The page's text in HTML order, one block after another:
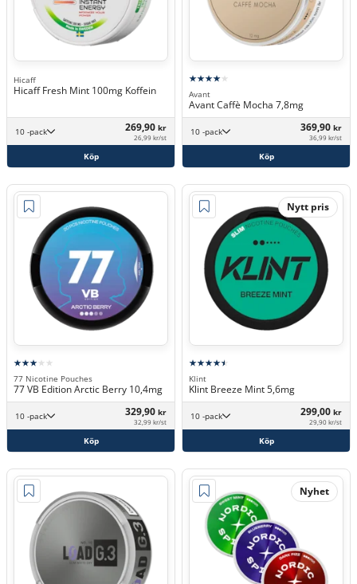
Hicaff
Hicaff Fresh Mint 100mg Koffein
10 -pack 269,90 kr
26,99 kr/st
Köp
Avant
Avant Caffè Mocha 7,8mg
10 -pack 369,90 kr
36,99 kr/st
Köp
77 Nicotine Pouches
77 VB Edition Arctic Berry 10,4mg
10 -pack 329,90 kr
32,99 kr/st
Köp
Nytt pris
Klint
Klint Breeze Mint 5,6mg
10 -pack 299,00 kr
29,90 kr/st
Köp
Nyhet